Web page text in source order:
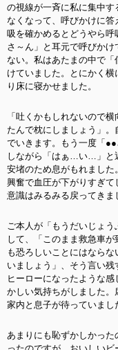
の視線が一斉に私に集中
なくなって、呼びかけに
吸を確かめるとどうやら
さ～ん」と耳元で呼びか
ない。私はあたまの中で
けていました。とにかく横
り床に寝かせました。
「吐くかもしれないので
たんで枕にしましょう」
でいきます。もう一度「
しながら「はぁ…い…」と
安堵のため息がもれまし
興奮で血圧が下がりすぎ
意識はみるみる戻ってきま
ご本人が「もうだいじょ
して、「このまま救急車
も恐ろしいことにはなら
いましょう」、そう言い
ヒーローになったような
かしい気持ちがしました
家内と息子が待っていまし
あまりにも恥ずかしかっ